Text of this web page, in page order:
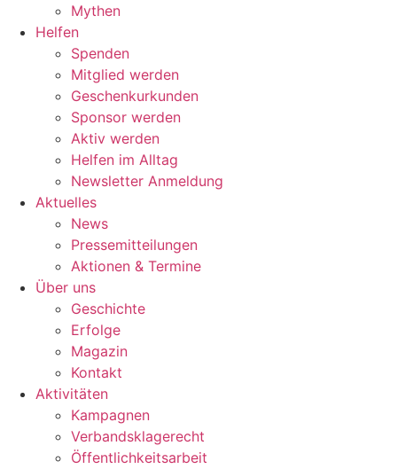
Mythen
Helfen
Spenden
Mitglied werden
Geschenkurkunden
Sponsor werden
Aktiv werden
Helfen im Alltag
Newsletter Anmeldung
Aktuelles
News
Pressemitteilungen
Aktionen & Termine
Über uns
Geschichte
Erfolge
Magazin
Kontakt
Aktivitäten
Kampagnen
Verbandsklagerecht
Öffentlichkeitsarbeit